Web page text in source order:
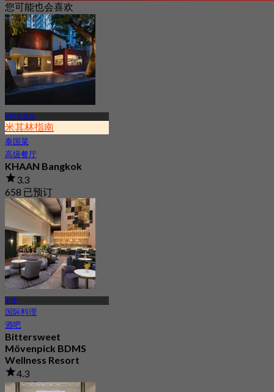
您可能也会喜欢
BTS 奇隆站
米其林指南
泰国菜
高级餐厅
KHAAN Bangkok
3.3
658 已预订
起฿ 4,532
奇隆
国际料理
酒吧
Bittersweet
Mövenpick BDMS
Wellness Resort
4.3
385 已预订